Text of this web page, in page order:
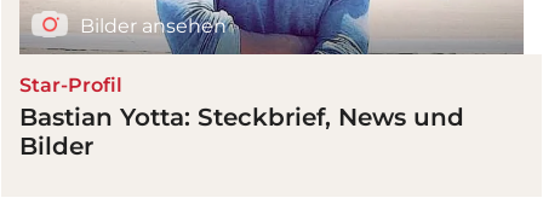
Bilder ansehen
Star-Profil
Bastian Yotta: Steckbrief, News und
Bilder